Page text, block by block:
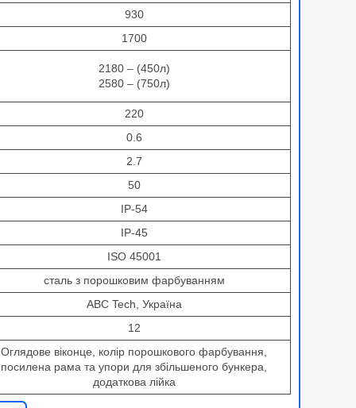
930
1700
2180 – (450л)
2580 – (750л)
220
0.6
2.7
50
IP-54
IP-45
ISO 45001
сталь з порошковим фарбуванням
ABC Tech, Україна
12
Оглядове віконце, колір порошкового фарбування,
посилена рама та упори для збільшеного бункера,
додаткова лійка